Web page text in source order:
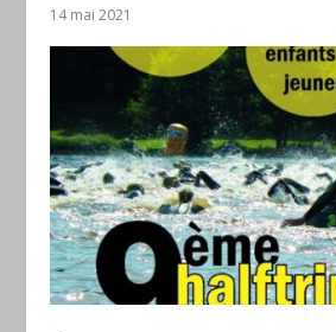
14 mai 2021